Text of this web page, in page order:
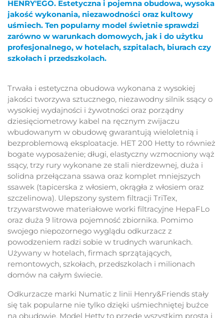
HENRY'EGO. Estetyczna i pojemna obudowa, wysoka
jakość wykonania, niezawodności oraz kultowy
uśmiech. Ten popularny model świetnie sprawdzi
zarówno w warunkach domowych, jak i do użytku
profesjonalnego, w hotelach, szpitalach, biurach czy
szkołach i przedszkolach.
Trwała i estetyczna obudowa wykonana z wysokiej
jakości tworzywa sztucznego, niezawodny silnik ssący o
wysokiej wydajności i żywotności oraz porządny
dziesięciometrowy kabel na ręcznym zwijaczu
wbudowanym w obudowę gwarantują wieloletnią i
bezproblemową eksploatacje. HET 200 Hetty to również
bogate wyposażenie; długi, elastyczny wzmocniony wąż
ssący, trzy rury wykonane ze stali nierdzewnej, duża i
solidna przełączana ssawa oraz komplet mniejszych
ssawek (tapicerska z włosiem, okrągła z włosiem oraz
szczelinowa). Ulepszony system filtracji TriTex,
trzywarstwowe materiałowe worki filtracyjne HepaFLo
oraz duża 9 litrowa pojemność zbiornika. Pomimo
swojego niepozornego wyglądu odkurzacz z
powodzeniem radzi sobie w trudnych warunkach.
Używany w hotelach, firmach sprzątających,
remontowych, szkołach, przedszkolach i milionach
domów na całym świecie.
Odkurzacze marki Numatic z linii Henry&Friends stały
się tak popularne nie tylko dzięki uśmiechniętej buźce
na obudowie. Model Hetty to przede wszystkim prosta i